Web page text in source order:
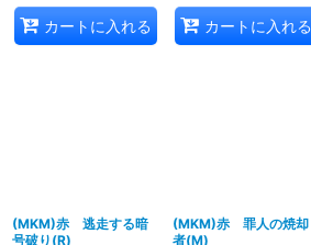
カートに入れる カートに入れる
(MKM)赤 逃走する暗
号破り(R)
(MKM)赤 罪人の焼却
者(M)